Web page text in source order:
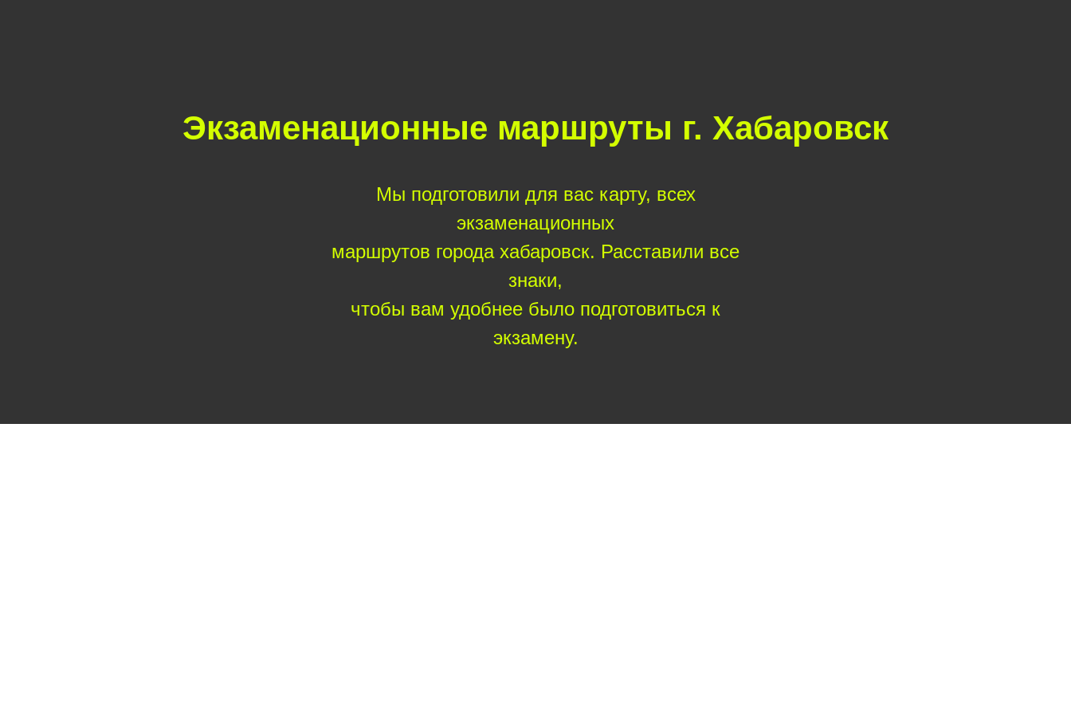
Экзаменационные маршруты г. Хабаровск
Мы подготовили для вас карту, всех
экзаменационных
маршрутов города хабаровск. Расставили все
знаки,
чтобы вам удобнее было подготовиться к
экзамену.